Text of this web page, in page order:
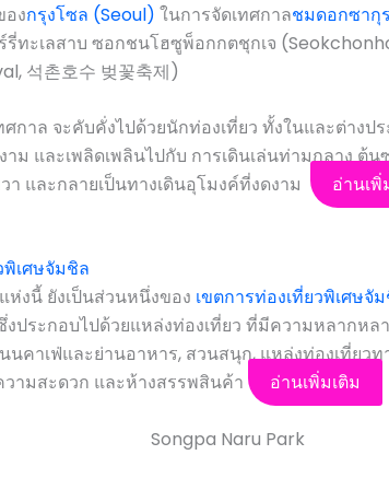
องกรุงโซล (Seoul) ในการจัดเทศกาลชมดอกซากุ
รี่ทะเลสาบ ซอกชนโฮซูพ็อกกตชุกเจ
석촌호수 벚꽃축제)
ศกาล จะคับคั่งไปด้วยนักท่องเที่ยว ทั้งในและต่างปร
ม และเพลิดเพลินไปกับ การเดินเล่นท่ามกลาง ต้น
า และกลายเป็นทางเดินอุโมงค์ที่งดงาม
อ่านเพิ่
พิเศษจัมชิล
งนี้ ยังเป็นส่วนหนึ่งของ เขตการท่องเที่ยวพิเศษจั
ประกอบไปด้วยแหล่งท่องเที่ยว ที่มีความหลากหล
นคาเฟ่และย่านอาหาร, สวนสนุก, แหล่งท่องเที่ยว
ามสะดวก และห้างสรรพสินค้า
อ่านเพิ่มเติม